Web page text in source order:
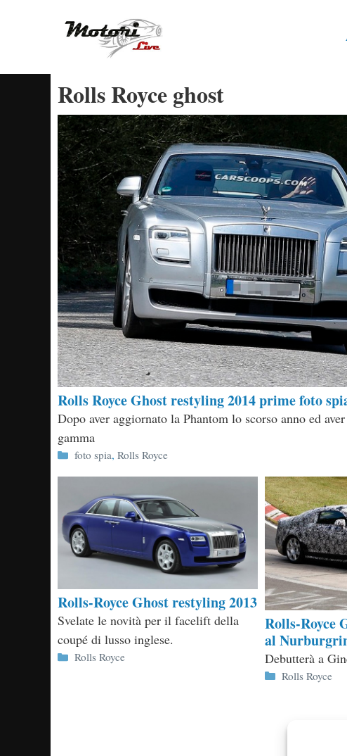
Rolls Royce ghost
Rolls Royce Ghost restyling 2014 prime foto
Dopo aver aggiornato la Phantom lo scorso anno ed
gamma
Categorie
foto spia,Rolls Royce
Rolls-Royce Ghost restyling 2013
Svelate le novità per il facelift della
coupé di lusso inglese.
Categorie
Rolls Royce
Rolls-Royce
al
Debutterà a
Categorie
Rolls Royce